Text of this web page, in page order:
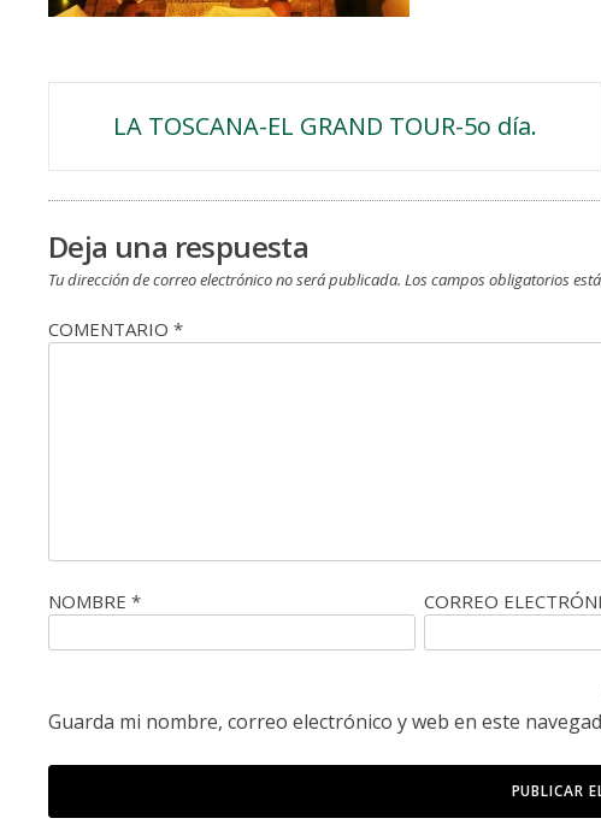
Navegación
de
entradas
LA TOSCANA-EL GRAND TOUR-5o día.
Deja una respuesta
Tu dirección de correo electrónico no será publicada. Los campos obligatorios
COMENTARIO *
NOMBRE * CORREO
Guarda mi nombre, correo electrónico y web en este